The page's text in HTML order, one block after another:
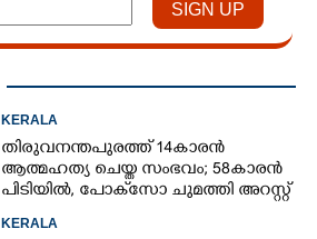
KERALA
തിരുവനന്തപുരത്ത് 14കാരൻ
ആത്മഹത്യ ചെയ്ത സംഭവം; 58കാരൻ
പിടിയിൽ, പോക്‌സോ ചുമത്തി അറസ്റ്റ്
KERALA